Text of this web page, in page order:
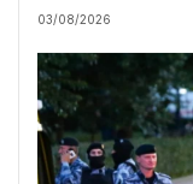
03/08/2026